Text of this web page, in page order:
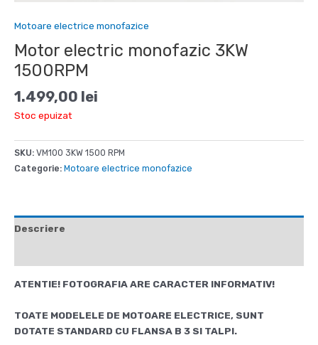
Motoare electrice monofazice
Motor electric monofazic 3KW
1500RPM
1.499,00 lei
Stoc epuizat
SKU: VM100 3KW 1500 RPM
Categorie: Motoare electrice monofazice
Descriere
ATENTIE! FOTOGRAFIA ARE CARACTER INFORMATIV!
TOATE MODELELE DE MOTOARE ELECTRICE, SUNT
DOTATE STANDARD CU FLANSA B 3 SI TALPI.